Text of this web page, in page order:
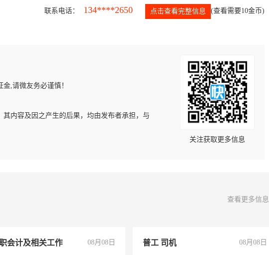
联系电话： 134****2650 点击查看完整信息 (查看需要10金币)
,请微友务必谨慎！
内容及因之产生的后果，均由发布者承担，与
关注获取更多信息
查看更多信息
会计及相关工作 08月08日 普工 司机 08月08日